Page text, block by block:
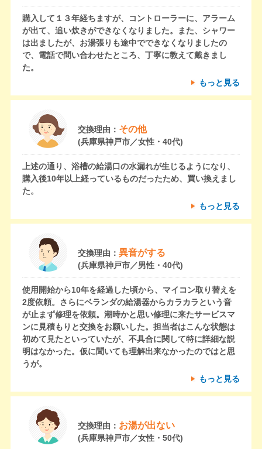
購入して１３年経ちますが、コントローラーに、アラーム
が出て、追い炊きができなくなりました。また、シャワー
は出ましたが、お湯張りも途中でできなくなりましたの
で、電話で問い合わせたところ、丁寧に教えて戴きまし
た。
もっと見る
交換理由： その他
(兵庫県神戸市／女性・40代)
上述の通り、浴槽の給湯口の水漏れが生じるようになり、
購入後10年以上経っているものだったため、買い換えまし
た。
もっと見る
交換理由： 異音がする
(兵庫県神戸市／男性・40代)
使用開始から10年を経過した頃から、マイコン取り替えを
2度依頼。さらにベランダの給湯器からカラカラという音
が止まず修理を依頼。潮時かと思い修理に来たサービスマ
ンに見積もりと交換をお願いした。担当者はこんな状態は
初めて見たといっていたが、不具合に関して特に詳細な説
明はなかった。仮に聞いても理解出来なかったのではと思
うが。
もっと見る
交換理由： お湯が出ない
(兵庫県神戸市／女性・50代)